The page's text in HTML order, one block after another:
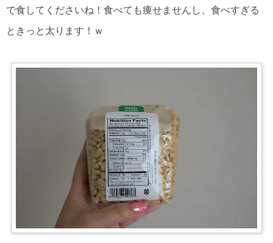
で食してくださいね！食べても痩せませんし、食べすぎる
ときっと太ります！ｗ